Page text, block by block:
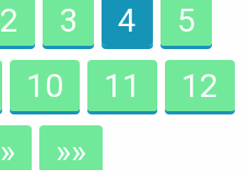
2 3 4
5
10 11
12
» »»